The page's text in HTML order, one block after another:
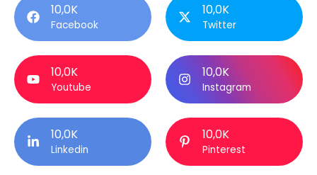
10,0K
Facebook
10,0K
Twitter
10,0K
Youtube
10,0K
Instagram
10,0K
Linkedin
10,0K
Pinterest